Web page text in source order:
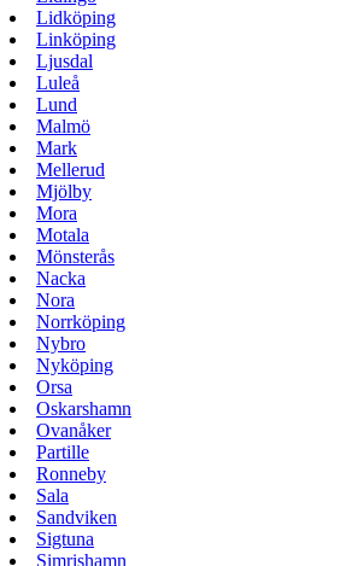
Lidköping
Linköping
Ljusdal
Luleå
Lund
Malmö
Mark
Mellerud
Mjölby
Mora
Motala
Mönsterås
Nacka
Nora
Norrköping
Nybro
Nyköping
Orsa
Oskarshamn
Ovanåker
Partille
Ronneby
Sala
Sandviken
Sigtuna
Simrishamn